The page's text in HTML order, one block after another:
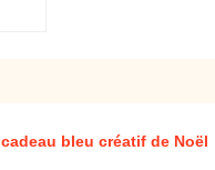
bleu créatif de Noël